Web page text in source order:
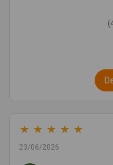
★ ★ ★ ★ ★
23/06/2026